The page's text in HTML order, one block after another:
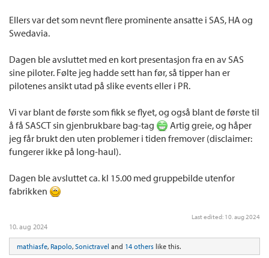
Ellers var det som nevnt flere prominente ansatte i SAS, HA og
Swedavia.
Dagen ble avsluttet med en kort presentasjon fra en av SAS
sine piloter. Følte jeg hadde sett han før, så tipper han er
pilotenes ansikt utad på slike events eller i PR.
Vi var blant de første som fikk se flyet, og også blant de første til
å få SASCT sin gjenbrukbare bag-tag
Artig greie, og håper
jeg får brukt den uten problemer i tiden fremover (disclaimer:
fungerer ikke på long-haul).
Dagen ble avsluttet ca. kl 15.00 med gruppebilde utenfor
fabrikken
Last edited: 10. aug 2024
10. aug 2024
mathiasfe, Rapolo, Sonictravel and 14 others like this.